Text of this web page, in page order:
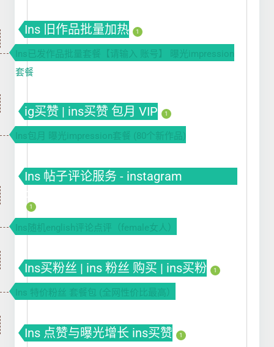
Ins 旧作品批量加热 1
Ins已发作品批量套餐【请输入 账号】 曝光impression
套餐
ig买赞 | ins买赞 包月 VIP 1
Ins包月 曝光impression套餐 (80个新作品)
Ins 帖子评论服务 - instagram
comments buy
1
Ins随机english评论点评（female女人）
Ins买粉丝 | ins 粉丝 购买 | ins买粉 1
Ins 特价粉丝 套餐包 (全网性价比最高）
Ins 点赞与曝光增长 ins买赞 1